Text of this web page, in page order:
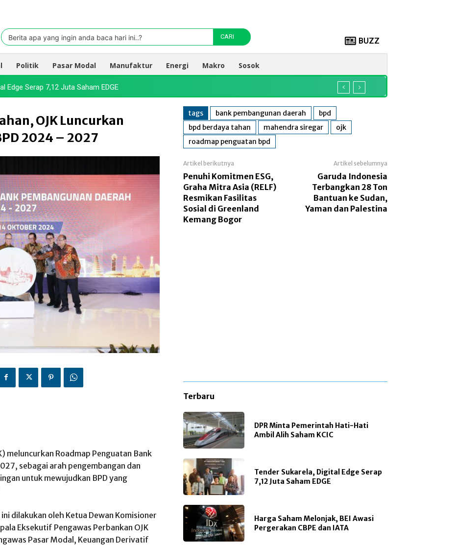
Pasaroleh TradingView
Berita apa yang ingin anda baca hari ini..? CARI BUZZ
Politik Pasar Modal Manufaktur Energi Makro Sosok
Edge Serap 7,12 Juta Saham EDGE
OJK Luncurkan
2024 – 2027
meluncurkan Roadmap Penguatan Bank
sebagai arah pengembangan dan
untuk mewujudkan BPD yang
dilakukan oleh Ketua Dewan Komisioner
Eksekutif Pengawas Perbankan OJK
Pasar Modal, Keuangan Derivatif
tags bank pembangunan daerah
bpd
bpd berdaya tahan
mahendra siregar
ojk
roadmap penguatan bpd
Artikel berikutnya
Penuhi Komitmen ESG,
Graha Mitra Asia (RELF)
Resmikan Fasilitas
Sosial di Greenland
Kemang Bogor
Artikel sebelumnya
Garuda Indonesia
Terbangkan 28 Ton
Bantuan ke Sudan,
Yaman dan Palestina
Terbaru
DPR Minta Pemerintah Hati-Hati
Ambil Alih Saham KCIC
Tender Sukarela, Digital Edge Serap
7,12 Juta Saham EDGE
Harga Saham Melonjak, BEI Awasi
Pergerakan CBPE dan IATA